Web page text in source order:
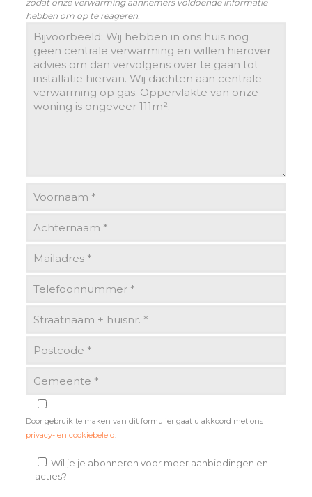
zodat onze verwarming aannemers voldoende informatie
hebben om op te reageren.
Door gebruik te maken van dit formulier gaat u akkoord met ons
privacy- en cookiebeleid
Wil je je abonneren voor meer aanbiedingen en
acties?